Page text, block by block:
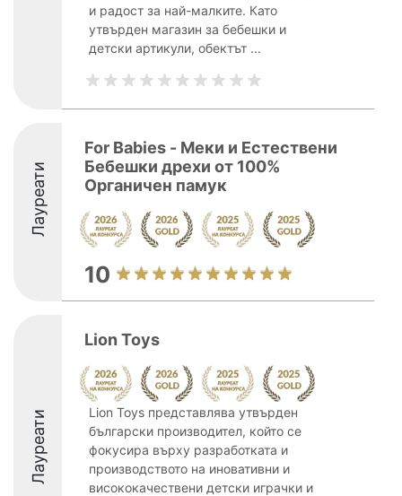
и радост за най-малките. Като
утвърден магазин за бебешки и
детски артикули, обектът ...
Лауреати
For Babies - Меки и Естествени
Бебешки дрехи от 100%
Органичен памук
10
Лауреати
Lion Toys
Lion Toys представлява утвърден
български производител, който се
фокусира върху разработката и
производството на иновативни и
висококачествени детски играчки и